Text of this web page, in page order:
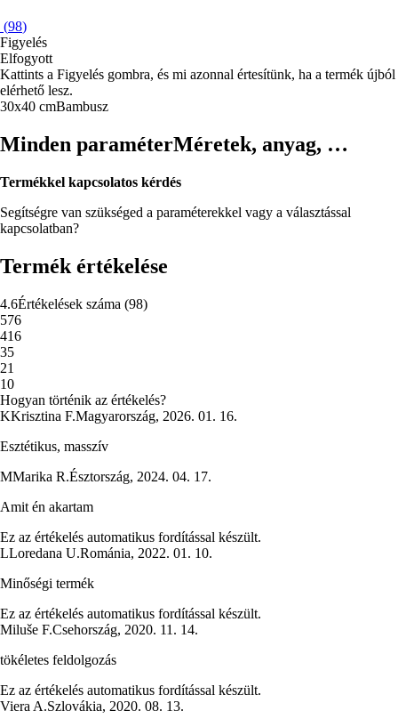
(98)
Figyelés
Elfogyott
Kattints a Figyelés gombra, és mi azonnal értesítünk, ha a termék újból
elérhető lesz.
30x40 cmBambusz
Minden paraméterMéretek, anyag, …
Termékkel kapcsolatos kérdés
Segítségre van szükséged a paraméterekkel vagy a választással
kapcsolatban?
Termék értékelése
4.6Értékelések száma (98)
576
416
35
21
10
Hogyan történik az értékelés?
KKrisztina F.Magyarország, 2026. 01. 16.
Esztétikus, masszív
MMarika R.Észtország, 2024. 04. 17.
Amit én akartam
Ez az értékelés automatikus fordítással készült.
LLoredana U.Románia, 2022. 01. 10.
Minőségi termék
Ez az értékelés automatikus fordítással készült.
Miluše F.Csehország, 2020. 11. 14.
tökéletes feldolgozás
Ez az értékelés automatikus fordítással készült.
Viera A.Szlovákia, 2020. 08. 13.